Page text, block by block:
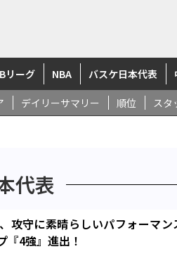
Bリーグ NBA バスケ日本代表
デイリーサマリー 順位 スタ
代表
攻守に素晴らしいパフォーマン
『4強』進出！